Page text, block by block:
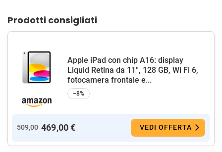
Prodotti consigliati
Apple iPad con chip A16: display
Liquid Retina da 11'', 128 GB, Wi Fi 6,
fotocamera frontale e...
−8%
509,00 469,00 € VEDI OFFERTA